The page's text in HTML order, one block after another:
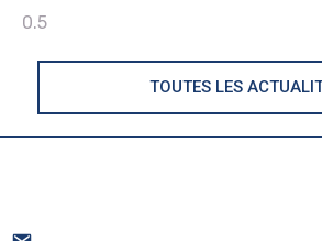
TOUTES LES